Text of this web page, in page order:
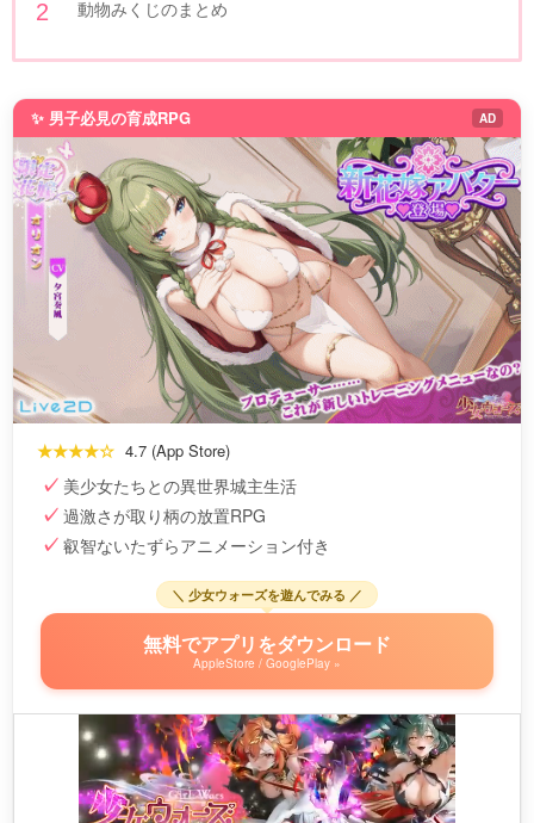
動物みくじのまとめ
✨ 男子必見の育成RPG AD
★★★★☆ 4.7 (App Store)
美少女たちとの異世界城主生活
過激さが取り柄の放置RPG
叡智ないたずらアニメーション付き
＼ 少女ウォーズを遊んでみる ／
無料でアプリをダウンロード
AppleStore / GooglePlay »